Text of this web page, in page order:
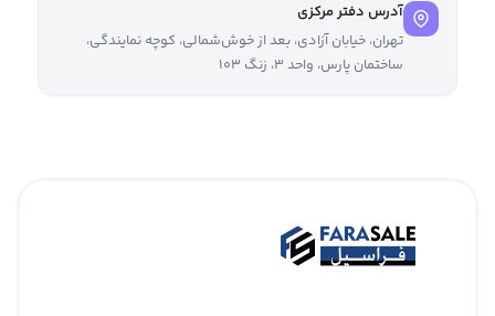
آدرس دفتر مرکزی
تهران، خیابان آزادی، بعد از خوش‌شمالی، کوچه نمایندگی،
ساختمان پارس، واحد ۳، زنگ ۱۰۳